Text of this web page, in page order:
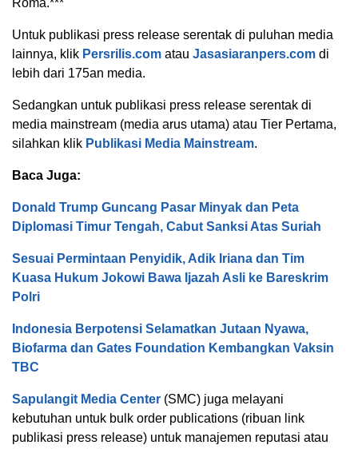
Roma.***
Untuk publikasi press release serentak di puluhan media
lainnya, klik Persrilis.com atau Jasasiaranpers.com di
lebih dari 175an media.
Sedangkan untuk publikasi press release serentak di
media mainstream (media arus utama) atau Tier Pertama,
silahkan klik Publikasi Media Mainstream.
Baca Juga:
Donald Trump Guncang Pasar Minyak dan Peta
Diplomasi Timur Tengah, Cabut Sanksi Atas Suriah
Sesuai Permintaan Penyidik, Adik Iriana dan Tim
Kuasa Hukum Jokowi Bawa Ijazah Asli ke Bareskrim
Polri
Indonesia Berpotensi Selamatkan Jutaan Nyawa,
Biofarma dan Gates Foundation Kembangkan Vaksin
TBC
Sapulangit Media Center (SMC) juga melayani
kebutuhan untuk bulk order publications (ribuan link
publikasi press release) untuk manajemen reputasi atau